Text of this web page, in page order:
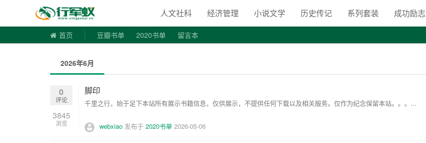
寻书令|走向自由之路
人文社科 经济管理 小说文学 历史传记 系列套装 成功励志
首页 豆瓣书单 2020书单 留言本
2026年6月
0
评论
3845
浏览
脚印
千里之行，始于足下本站所有展示书籍信息，仅供展示，不提供任何下载以及相关服务。仅作为纪念保留本站。。。...
webxiao 发布于 2020书单 2026-05-06